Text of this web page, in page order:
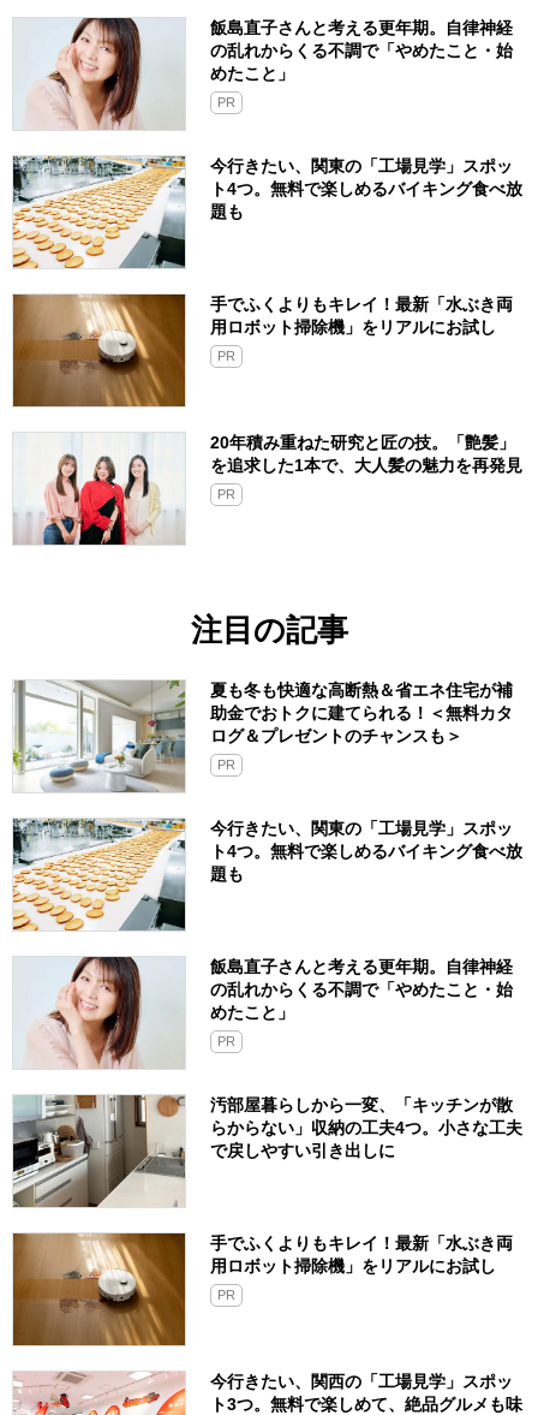
飯島直子さんと考える更年期。自律神経
の乱れからくる不調で「やめたこと・始
めたこと」
PR
今行きたい、関東の「工場見学」スポッ
ト4つ。無料で楽しめるバイキング食べ放
題も
手でふくよりもキレイ！最新「水ぶき両
用ロボット掃除機」をリアルにお試し
PR
20年積み重ねた研究と匠の技。「艶髪」
を追求した1本で、大人髪の魅力を再発見
PR
注目の記事
夏も冬も快適な高断熱＆省エネ住宅が補
助金でおトクに建てられる！＜無料カタ
ログ＆プレゼントのチャンスも＞
PR
今行きたい、関東の「工場見学」スポッ
ト4つ。無料で楽しめるバイキング食べ放
題も
飯島直子さんと考える更年期。自律神経
の乱れからくる不調で「やめたこと・始
めたこと」
PR
汚部屋暮らしから一変、「キッチンが散
らからない」収納の工夫4つ。小さな工夫
で戻しやすい引き出しに
手でふくよりもキレイ！最新「水ぶき両
用ロボット掃除機」をリアルにお試し
PR
今行きたい、関西の「工場見学」スポッ
ト3つ。無料で楽しめて、絶品グルメも味